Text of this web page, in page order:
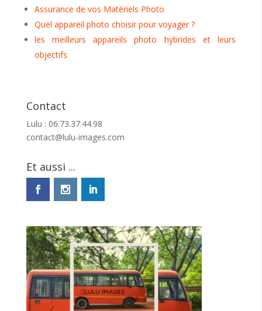
Assurance de vos Matériels Photo
Quel appareil photo choisir pour voyager ?
les meilleurs appareils photo hybrides et leurs
objectifs
Contact
Lulu : 06.73.37.44.98
contact@lulu-images.com
Et aussi ...